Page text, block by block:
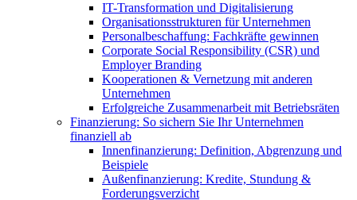
IT-Transformation und Digitalisierung
Organisationsstrukturen für Unternehmen
Personalbeschaffung: Fachkräfte gewinnen
Corporate Social Responsibility (CSR) und
Employer Branding
Kooperationen & Vernetzung mit anderen
Unternehmen
Erfolgreiche Zusammenarbeit mit Betriebsräten
Finanzierung: So sichern Sie Ihr Unternehmen
finanziell ab
Innenfinanzierung: Definition, Abgrenzung und
Beispiele
Außenfinanzierung: Kredite, Stundung &
Forderungsverzicht